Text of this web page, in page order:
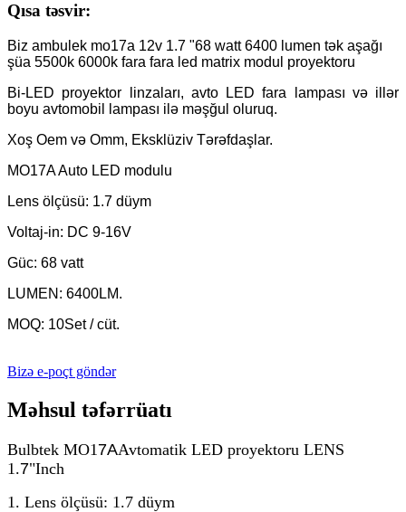
Qısa təsvir:
Biz ambulek mo17a 12v 1.7 "68 watt 6400 lumen tək aşağı
şüa 5500k 6000k fara fara led matrix modul proyektoru
Bi-LED proyektor linzaları, avto LED fara lampası və illər
boyu avtomobil lampası ilə məşğul oluruq.
Xoş Oem və Omm, Eksklüziv Tərəfdaşlar.
MO17A Auto LED modulu
Lens ölçüsü: 1.7 düym
Voltaj-in: DC 9-16V
Güc: 68 vatt
LUMEN: 6400LM.
MOQ: 10Set / cüt.
Bizə e-poçt göndər
Məhsul təfərrüatı
Bulbtek MO1 7AAvtomatik LED proyektoru LENS
1.7"Inch
1. Lens ölçüsü: 1.7 düym